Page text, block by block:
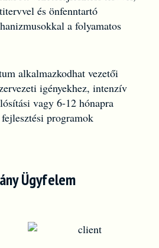
és önfenntartó
a folyamatos
alkalmazkodhat vezetői
igényekhez, intenzív
vagy 6-12 hónapra
programok
Ügyfelem